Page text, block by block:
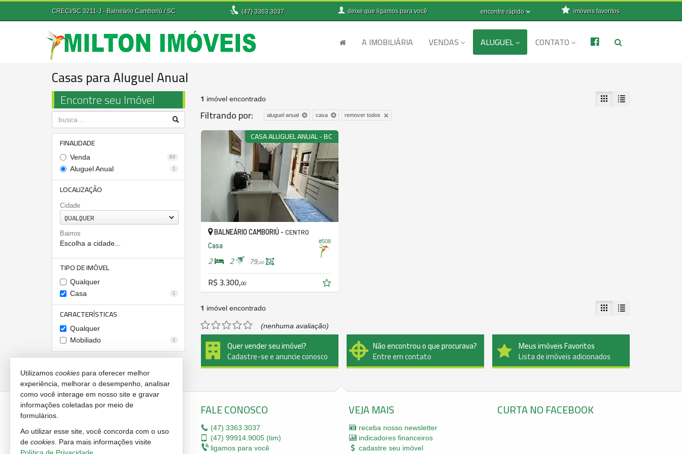
CRECI/SC 3211-J - Balneário Camboriú /SC (47)3363.3037 deixe que ligamos para você encontre rápido imóveis favoritos
A IMOBILIÁRIA VENDAS ALUGUEL CONTATO
Casas para Aluguel Anual
Encontre seu Imóvel
FINALIDADE
Venda 60
Aluguel Anual 1
LOCALIZAÇÃO
Cidade
QUALQUER
Bairros
Escolha a cidade...
TIPO DE IMÓVEL
Qualquer
Casa
1
CARACTERÍSTICAS
Qualquer
Mobiliado
1
1 imóvel encontrado
Filtrando por: aluguel anual casa remover todos
CASA ALUGUEL ANUAL - BC
#508
BALNEÁRIO CAMBORIÚ - CENTRO
Casa
2 2 79,00
R$ 3.300,00
1 imóvel encontrado
(nenhuma avaliação)
Quer vender seu imóvel?
Cadastre-se e anuncie conosco
Não encontrou o que procurava?
Entre em contato
Meus imóveis Favoritos
Lista de imóveis adicionados
MILTON IMÓVEIS
Rua 701, nº23, sala 5
Centro - 88330-711
Balneário Camboriú -
FALE CONOSCO
(47) 3363.3037
(47) 99914.9005 (tim)
ligamos para você
VEJA MAIS
receba nosso newsletter
indicadores financeiros
cadastre seu imóvel
CURTA NO FACEBOOK
Utilizamos cookies para oferecer melhor
experiência, melhorar o desempenho, analisar
como você interage em nosso site e gravar
informações coletadas por meio de
formulários.
Ao utilizar esse site, você concorda com o uso
de cookies . Para mais informações visite